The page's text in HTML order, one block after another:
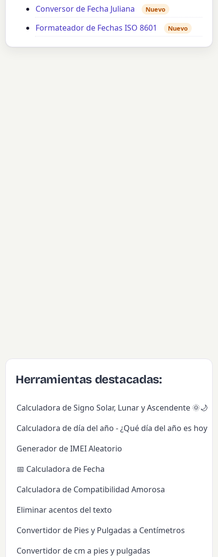
Conversor de Fecha Juliana Nuevo
Formateador de Fechas ISO 8601 Nuevo
Herramientas destacadas:
Calculadora de Signo Solar, Lunar y Ascendente 🌞🌙✨
Calculadora de día del año - ¿Qué día del año es hoy?
Generador de IMEI Aleatorio
📅 Calculadora de Fecha
Calculadora de Compatibilidad Amorosa
Eliminar acentos del texto
Convertidor de Pies y Pulgadas a Centímetros
Convertidor de cm a pies y pulgadas